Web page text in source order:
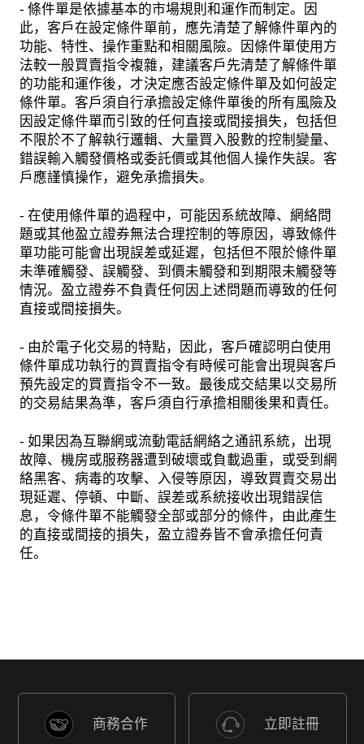
- 條件單是依據基本的市場規則和運作而制定。因
此，客戶在設定條件單前，應先清楚了解條件單內的
功能、特性、操作重點和相關風險。因條件單使用方
法較一般買賣指令複雜，建議客戶先清楚了解條件單
的功能和運作後，才決定應否設定條件單及如何設定
條件單。客戶須自行承擔設定條件單後的所有風險及
因設定條件單而引致的任何直接或間接損失，包括但
不限於不了解執行邏輯、大量買入股數的控制變量、
錯誤輸入觸發價格或委託價或其他個人操作失誤。客
戶應謹慎操作，避免承擔損失。
- 在使用條件單的過程中，可能因系統故障、網絡問
題或其他盈立證券無法合理控制的等原因，導致條件
單功能可能會出現誤差或延遲，包括但不限於條件單
未準確觸發、誤觸發、到價未觸發和到期限未觸發等
情況。盈立證券不負責任何因上述問題而導致的任何
直接或間接損失。
- 由於電子化交易的特點，因此，客戶確認明白使用
條件單成功執行的買賣指令有時候可能會出現與客戶
預先設定的買賣指令不一致。最後成交結果以交易所
的交易結果為準，客戶須自行承擔相關後果和責任。
- 如果因為互聯網或流動電話網絡之通訊系統，出現
故障、機房或服務器遭到破壞或負載過重，或受到網
絡黑客、病毒的攻擊、入侵等原因，導致買賣交易出
現延遲、停頓、中斷、誤差或系統接收出現錯誤信
息，令條件單不能觸發全部或部分的條件，由此產生
的直接或間接的損失，盈立證券皆不會承擔任何責
任。
商務合作 立即註冊